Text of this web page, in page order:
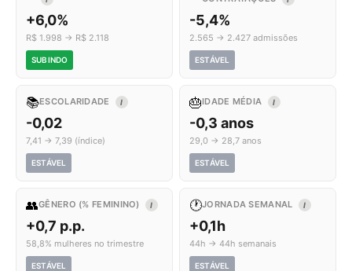
+6,0%
R$ 1.998 → R$ 2.118
SUBINDO
-5,4%
2.565 → 2.427 admissões
ESTÁVEL
📚ESCOLARIDADE I
-0,02
7,41 → 7,39 (índice)
ESTÁVEL
🎂IDADE MÉDIA I
-0,3 anos
29,0 → 28,7 anos
ESTÁVEL
👥GÊNERO (% FEMININO) I
+0,7 p.p.
58,8% mulheres no trimestre
ESTÁVEL
🕐JORNADA SEMANAL I
+0,1h
44h → 44h semanais
ESTÁVEL